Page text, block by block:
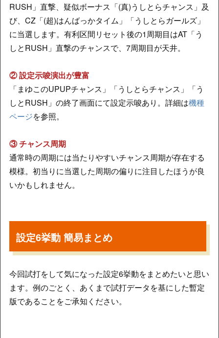
RUSH」直撃、疑似ボーナス「(真)うしとらチャンス」及
び、CZ「(超)はんばっかタイム」「うしとらガールズ」
に当選します。有利区間リセット後の1周期目はAT「う
しとRUSH」直撃のチャンスで、7周期目が天井。
② 設定示唆演出が豊富
「まゆこのUPUPチャンス」「うしとらチャンス」「う
しとRUSH」の終了画面にて設定示唆あり。詳細は機種
ページを参照。
③ チャンス周期
通常時の周期には当たりやすいチャンス周期が存在する
模様。初当りに当選した周期の偏りに注目したほうが良
いかもしれません。
設定6挙動 簡易まとめ
今回試打をして気になった設定6挙動をまとめたいと思い
ます。例のごとく、あくまで試打データを基にした暫定
版であることをご承知ください。